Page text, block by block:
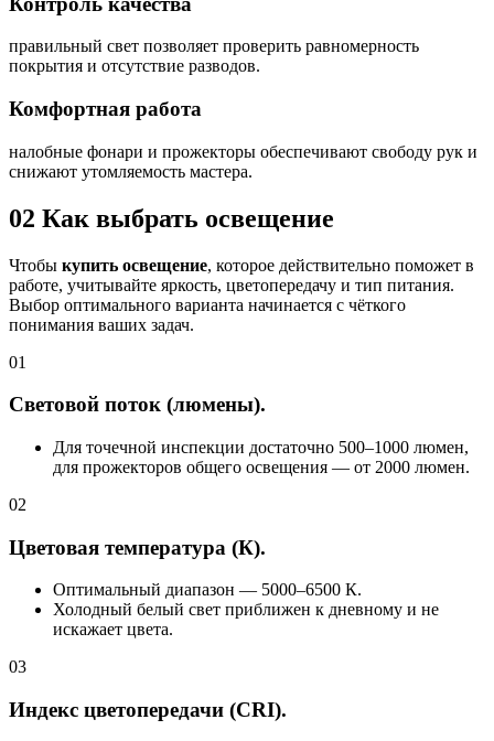
правильный свет позволяет проверить равномерность
покрытия и отсутствие разводов.
Комфортная работа
налобные фонари и прожекторы обеспечивают свободу рук и
снижают утомляемость мастера.
02 Как выбрать освещение
Чтобы купить освещение, которое действительно поможет в
работе, учитывайте яркость, цветопередачу и тип питания.
Выбор оптимального варианта начинается с чёткого
понимания ваших задач.
01
Световой поток (люмены).
Для точечной инспекции достаточно 500–1000 люмен,
для прожекторов общего освещения — от 2000 люмен.
02
Цветовая температура (К).
Оптимальный диапазон — 5000–6500 К.
Холодный белый свет приближен к дневному и не
искажает цвета.
03
Индекс цветопередачи (CRI).